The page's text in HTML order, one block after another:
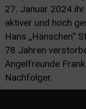
27. Januar 2024
aktiver und hoch
Hans „Hänschen“
78 Jahren
Angelfreunde
Nachfolger.